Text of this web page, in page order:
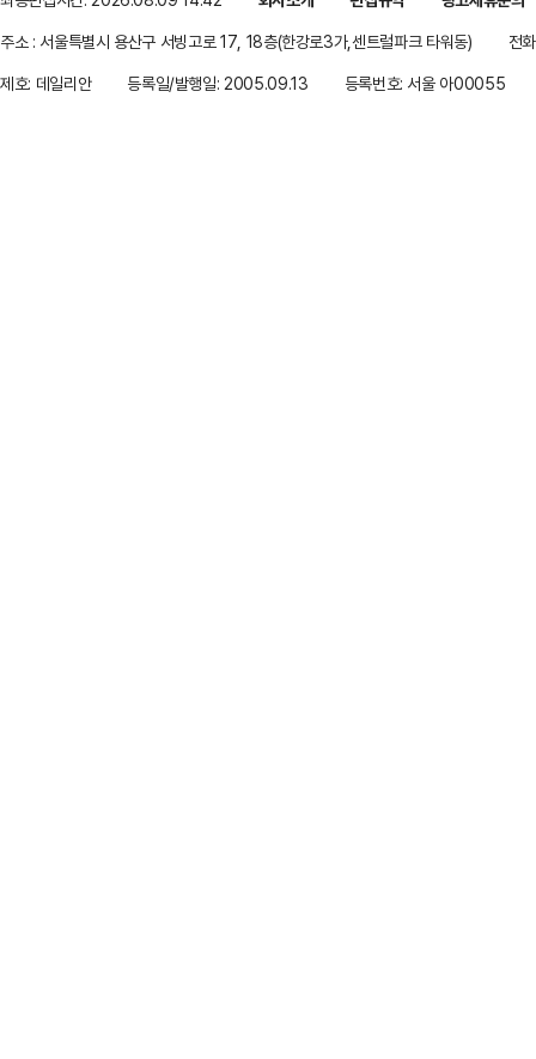
주소 : 서울특별시 용산구 서빙고로 17, 18층(한강로3가,센트럴파크 타워동)
전
제호: 데일리안
등록일/발행일: 2005.09.13 등록번호: 서울 아00055